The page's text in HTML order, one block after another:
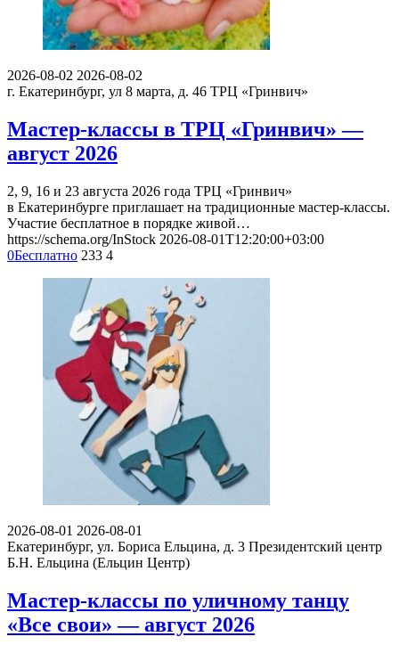
2026-08-02 2026-08-02
г. Екатеринбург, ул 8 марта, д. 46 ТРЦ «Гринвич»
Мастер-классы в ТРЦ «Гринвич» —
август 2026
2, 9, 16 и 23 августа 2026 года ТРЦ «Гринвич»
в Екатеринбурге приглашает на традиционные мастер-классы.
Участие бесплатное в порядке живой…
https://schema.org/InStock 2026-08-01T12:20:00+03:00
0Бесплатно 233 4
2026-08-01 2026-08-01
Екатеринбург, ул. Бориса Ельцина, д. 3 Президентский центр
Б.Н. Ельцина (Ельцин Центр)
Мастер-классы по уличному танцу
«Все свои» — август 2026